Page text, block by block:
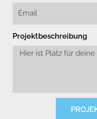
Projektbeschreibung